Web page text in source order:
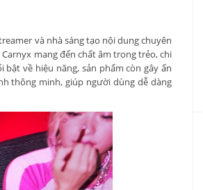
và nhà sáng tạo nội dung chuyên
Carnyx mang đến chất âm trong trẻo, chi
về hiệu năng, sản phẩm còn gây ấn
thông minh, giúp người dùng dễ dàng